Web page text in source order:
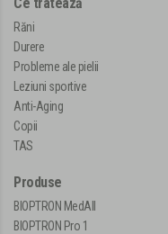
Răni
Durere
Probleme ale pielii
Leziuni sportive
Anti-Aging
Copii
TAS
Produse
BIOPTRON MedAll
BIOPTRON Pro 1